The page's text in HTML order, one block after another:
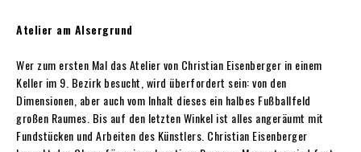
Atelier am Alsergrund
Wer zum ersten Mal das Atelier von Christian Eisenberger in einem
Keller im 9. Bezirk besucht, wird überfordert sein: von den
Dimensionen, aber auch vom Inhalt dieses ein halbes Fußballfeld
großen Raumes. Bis auf den letzten Winkel ist alles angeräumt mit
Fundstücken und Arbeiten des Künstlers. Christian Eisenberger